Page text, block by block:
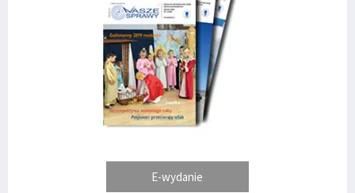
E-wydanie